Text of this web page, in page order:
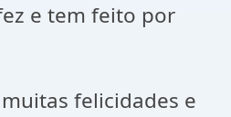
e tem feito por
felicidades e